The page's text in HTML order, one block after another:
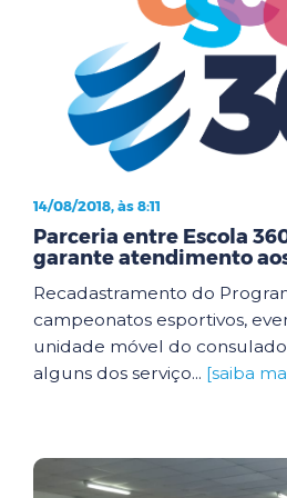
14/08/2018, às 8:11
Parceria entre Escola
garante atendimento
Recadastramento do
campeonatos esportivos,
unidade móvel do
alguns dos serviço... [saiba